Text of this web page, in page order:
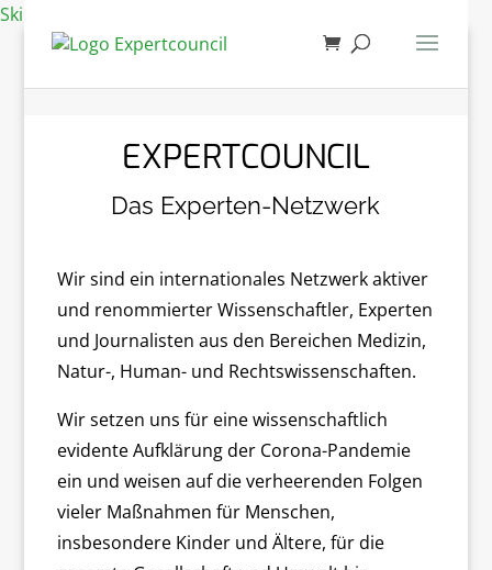
Skip to content
EXPERTCOUNCIL
Das Experten-Netzwerk
Wir sind ein internationales Netzwerk aktiver
und renommierter Wissenschaftler, Experten
und Journalisten aus den Bereichen Medizin,
Natur-, Human- und Rechtswissenschaften.
Wir setzen uns für eine wissenschaftlich
evidente Aufklärung der Corona-Pandemie
ein und weisen auf die verheerenden Folgen
vieler Maßnahmen für Menschen,
insbesondere Kinder und Ältere, für die